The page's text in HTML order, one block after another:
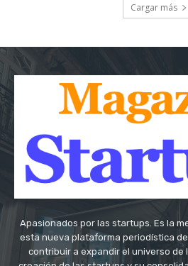
Cargar más
Apasionados por las startups. Es la
esta nueva plataforma periodística
contribuir a expandir el universo de